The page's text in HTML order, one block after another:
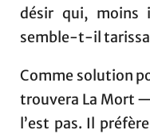
désir qui, moins
semble-t-il
Comme solution
trouvera La Mort
l’est pas. Il